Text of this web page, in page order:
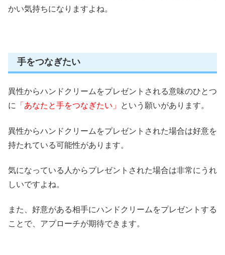
かい気持ちになりますよね。
手をつなぎたい
異性からハンドクリームをプレゼントされる意味のひとつ
に
「あなたと手をつなぎたい」 という願いがあります。
異性からハンドクリームをプレゼントされた場合は好意を
持たれている可能性があります。
気になっている人からプレゼントされた場合は非常にうれ
しいですよね。
また、好意がある相手にハンドクリームをプレゼントする
ことで、アプローチが期待できます。